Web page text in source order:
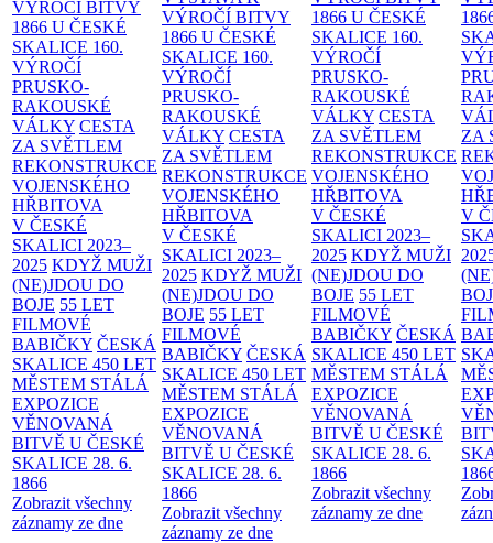
VÝROČÍ BITVY
1866 U ČESKÉ
SKALICE 160.
VÝROČÍ
PRUSKO-
RAKOUSKÉ
VÁLKY CESTA
ZA SVĚTLEM
REKONSTRUKCE
VOJENSKÉHO
HŘBITOVA
V ČESKÉ
SKALICI 2023–
2025 KDYŽ MUŽI
(NE)JDOU DO
BOJE 55 LET
FILMOVÉ
BABIČKY ČESKÁ
SKALICE 450 LET
MĚSTEM STÁLÁ
EXPOZICE
VĚNOVANÁ
BITVĚ U ČESKÉ
SKALICE 28. 6.
1866
Zobrazit všechny
záznamy ze dne
VÝROČÍ BITVY
1866 U ČESKÉ
SKALICE 160.
VÝROČÍ
PRUSKO-
RAKOUSKÉ
VÁLKY CESTA
ZA SVĚTLEM
REKONSTRUKCE
VOJENSKÉHO
HŘBITOVA
V ČESKÉ
SKALICI 2023–
2025 KDYŽ MUŽI
(NE)JDOU DO
BOJE 55 LET
FILMOVÉ
BABIČKY ČESKÁ
SKALICE 450 LET
MĚSTEM STÁLÁ
EXPOZICE
VĚNOVANÁ
BITVĚ U ČESKÉ
SKALICE 28. 6.
1866
Zobrazit všechny
záznamy ze dne
1866 U ČESKÉ
SKALICE 160.
VÝROČÍ
PRUSKO-
RAKOUSKÉ
VÁLKY CESTA
ZA SVĚTLEM
REKONSTRUKCE
VOJENSKÉHO
HŘBITOVA
V ČESKÉ
SKALICI 2023–
2025 KDYŽ MUŽI
(NE)JDOU DO
BOJE 55 LET
FILMOVÉ
BABIČKY ČESKÁ
SKALICE 450 LET
MĚSTEM STÁLÁ
EXPOZICE
VĚNOVANÁ
BITVĚ U ČESKÉ
SKALICE 28. 6.
1866
Zobrazit všechny
záznamy ze dne
ZA
V